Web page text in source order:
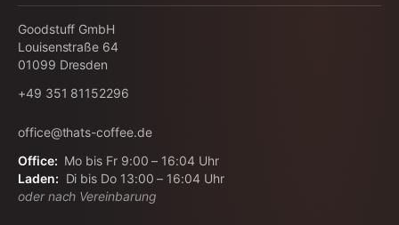
Goodstuff GmbH
Louisenstraße 64
01099 Dresden
+49 351 81152296
office@thats-coffee.de
Office: Mo bis Fr 9:00 – 16:04 Uhr
Laden: Di bis Do 13:00 – 16:04 Uhr
oder nach Vereinbarung